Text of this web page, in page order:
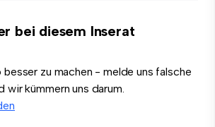
bei diesem Inserat
besser zu machen - melde uns falsche
wir kümmern uns darum.